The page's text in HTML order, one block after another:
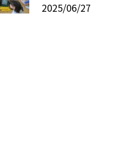
2025/06/27